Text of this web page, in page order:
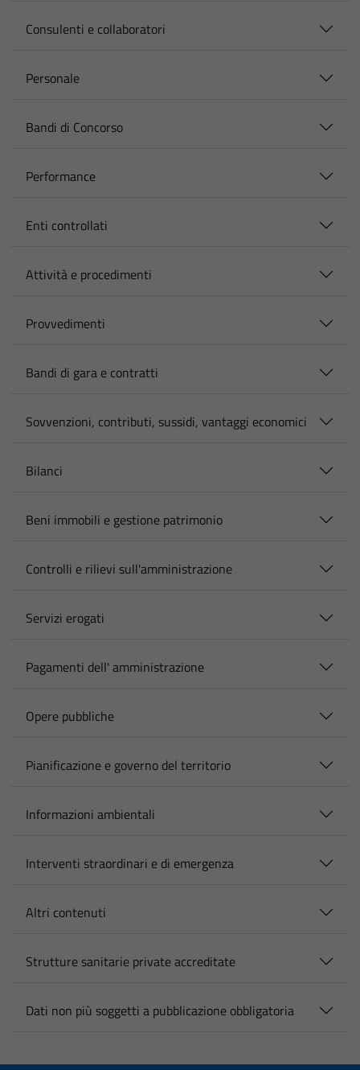
Consulenti e collaboratori
Personale
Bandi di Concorso
Performance
Enti controllati
Attività e procedimenti
Provvedimenti
Bandi di gara e contratti
Sovvenzioni, contributi, sussidi, vantaggi economici
Bilanci
Beni immobili e gestione patrimonio
Controlli e rilievi sull'amministrazione
Servizi erogati
Pagamenti dell' amministrazione
Opere pubbliche
Pianificazione e governo del territorio
Informazioni ambientali
Interventi straordinari e di emergenza
Altri contenuti
Strutture sanitarie private accreditate
Dati non più soggetti a pubblicazione obbligatoria